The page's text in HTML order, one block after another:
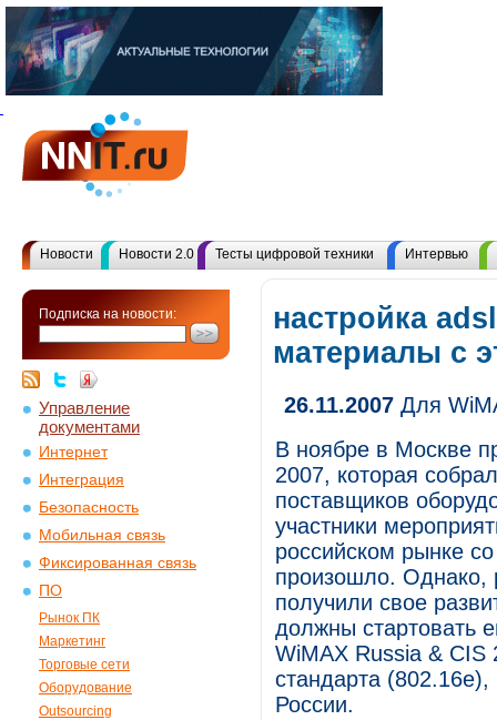
Новости Новости 2.0 Тесты цифровой техники Интервью
Подписка на новости:
Управление
документами
Интернет
Интеграция
Безопасность
Мобильная связь
Фиксированная связь
ПО
Рынок ПК
Маркетинг
Торговые сети
Оборудование
Outsourcing
настройка
материалы с
26.11.2007 Для
В ноябре в Москве
2007, которая
поставщиков
участники
российском рынке
произошло. Однако,
получили свое
должны стартовать
WiMAX Russia & CIS
стандарта
России.